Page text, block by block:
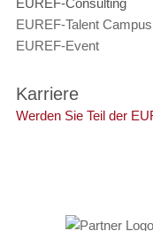
EUREF-Talent Campus
EUREF-Event
Karriere
Werden Sie Teil der